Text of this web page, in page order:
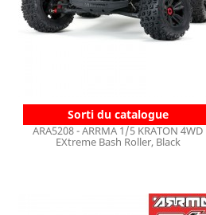
Sorti du catalogue
ARA5208 - ARRMA 1/5 KRATON 4WD
EXtreme Bash Roller, Black